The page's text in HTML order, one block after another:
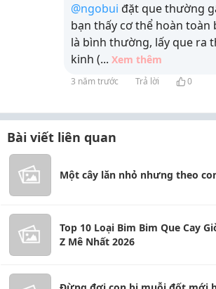
@ngobui đặt que thường
bạn thấy cơ thể hoàn
là bình thường, lấy que ra
kinh (... Xem thêm
3 năm trước Trả lời 0
Bài viết liên quan
Một cây lăn nhỏ nhưng theo
Top 10 Loại Bim Bim Que Cay
Z Mê Nhất 2026